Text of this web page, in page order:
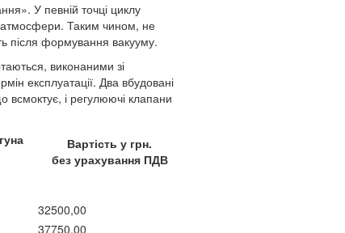
У певній точці циклу
атмосфери. Таким чином, не
після формування вакууму.
виконаними зі
експлуатації. Два вбудовані
всмоктує, і регулюючі клапани
Вартість у грн.
без урахування ПДВ
32500,00
37750,00